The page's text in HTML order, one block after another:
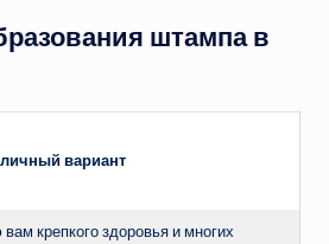
штампа в
вариант
крепкого здоровья и многих